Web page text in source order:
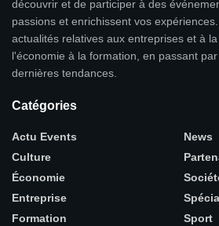
découvrir et de participer à des
passions et enrichissent vos
actualités relatives aux entreprises et à
l'économie à la formation, en passant
dernières tendances.
Catégories
Actu Events
Culture
Économie
Entreprise
Formation
News
Sport